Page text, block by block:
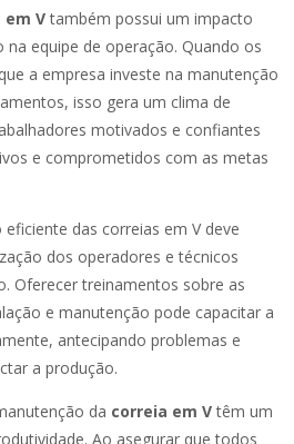
em Vtambém possui um impacto
equipe de operação. Quando os
a empresa investe na manutenção
isso gera um clima de
motivados e confiantes
e comprometidos com as metas
das correias em V deve
dos operadores e técnicos
Oferecer treinamentos sobre as
e manutenção pode capacitar a
antecipando problemas e
a produção.
da correia em Vtêm um
Ao asegurar que todos